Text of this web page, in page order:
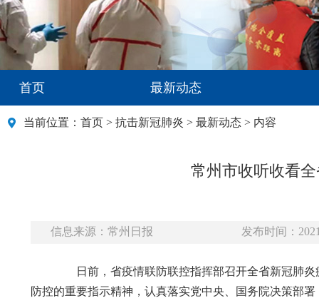
首页 最新动态
当前位置： 首页 > 抗击新冠肺炎 > 最新动态 > 内容
常州市收听收看
信息来源：常州日报 发布时间：
日前，省疫情联防联控指挥部召开全省新冠肺炎
防控的重要指示精神，认真落实党中央、国务院决策部